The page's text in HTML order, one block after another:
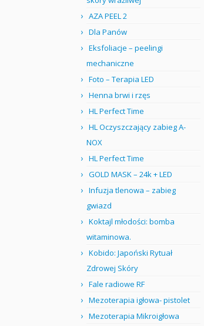
AZA PEEL 2
Dla Panów
Eksfoliacje – peelingi
mechaniczne
Foto – Terapia LED
Henna brwi i rzęs
HL Perfect Time
HL Oczyszczający zabieg A-
NOX
HL Perfect Time
GOLD MASK – 24k + LED
Infuzja tlenowa – zabieg
gwiazd
Koktajl młodości: bomba
witaminowa.
Kobido: Japoński Rytuał
Zdrowej Skóry
Fale radiowe RF
Mezoterapia igłowa- pistolet
Mezoterapia Mikroigłowa